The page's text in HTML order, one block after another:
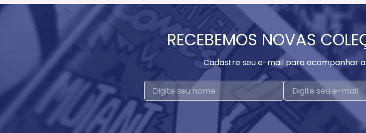
RECEBEMOS NOVAS
Cadastre seu e-mail para acompanhar